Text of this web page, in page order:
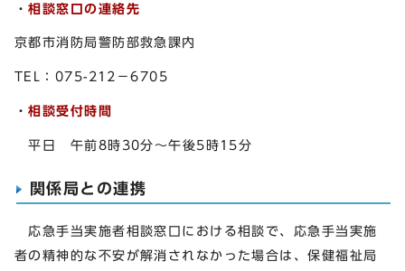
・相談窓口の連絡先
京都市消防局警防部救急課内
TEL：075-212－6705
・相談受付時間
平日 午前8時30分～午後5時15分
関係局との連携
応急手当実施者相談窓口における相談で、応急手当実施
者の精神的な不安が解消されなかった場合は、保健福祉局